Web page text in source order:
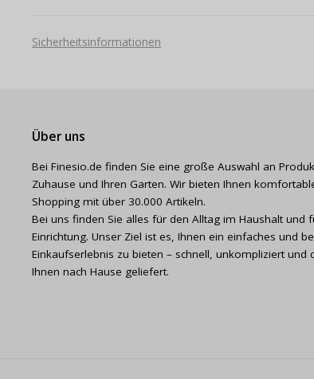
Sicherheitsinformationen
Über uns
Bei Finesio.de finden Sie eine große Auswahl an
Zuhause und Ihren Garten. Wir bieten Ihnen
Shopping mit über 30.000 Artikeln.
Bei uns finden Sie alles für den Alltag im Haushalt und
Einrichtung. Unser Ziel ist es, Ihnen ein einfaches und
Einkaufserlebnis zu bieten – schnell, unkompliziert und
Ihnen nach Hause geliefert.